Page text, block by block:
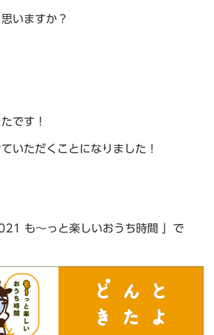
ますか？
です！
いただくことになりました！
も～っと楽しいおうち時間 」 で